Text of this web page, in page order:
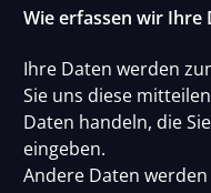
Wie erfassen wir Ihre
Ihre Daten werden
Sie uns diese
Daten handeln, die
eingeben.
Andere Daten